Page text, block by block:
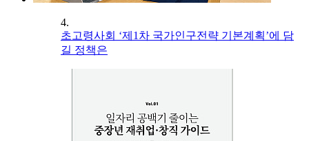
4.
초고령사회 ‘제1차 국가인구전략 기본계획’에 담
길 정책은